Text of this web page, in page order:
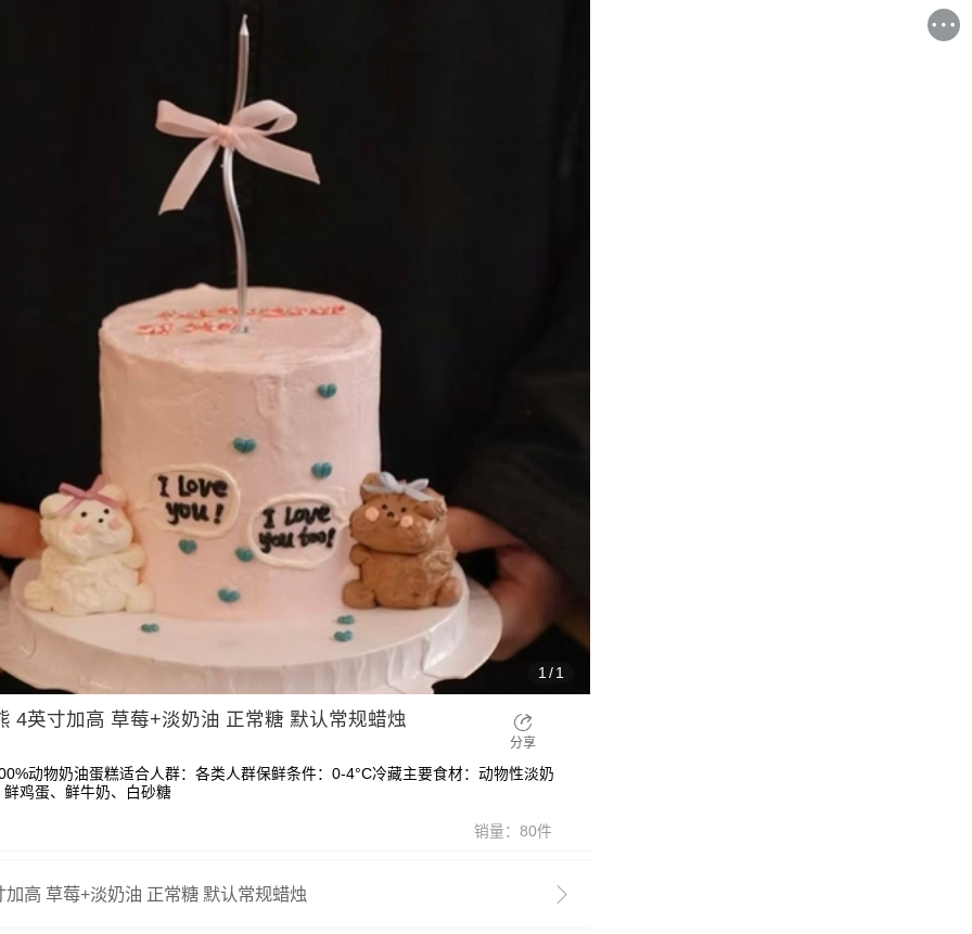
1 /1
4英寸加高 草莓+淡奶油 正常糖 默认常规蜡烛
分享
动物奶油蛋糕适合人群：各类人群保鲜条件：0-4°C冷藏主要食材：动物性淡奶
鸡蛋、鲜牛奶、白砂糖
销量：80件
4英寸加高 草莓+淡奶油 正常糖 默认常规蜡烛 